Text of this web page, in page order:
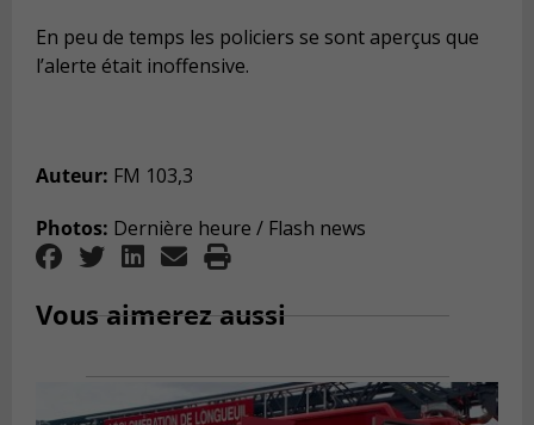
En peu de temps les policiers se sont aperçus que
l’alerte était inoffensive.
Auteur: FM 103,3
Photos: Dernière heure / Flash news
Vous aimerez aussi